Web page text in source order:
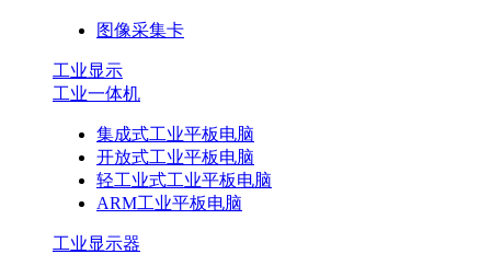
图像采集卡
工业显示
工业一体机
集成式工业平板电脑
开放式工业平板电脑
轻工业式工业平板电脑
ARM工业平板电脑
工业显示器